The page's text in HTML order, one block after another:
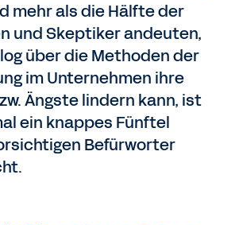
mehr als die Hälfte der
und Skeptiker andeuten,
über die Methoden der
im Unternehmen ihre
Ängste lindern kann, ist
ein knappes Fünftel
Befürworter